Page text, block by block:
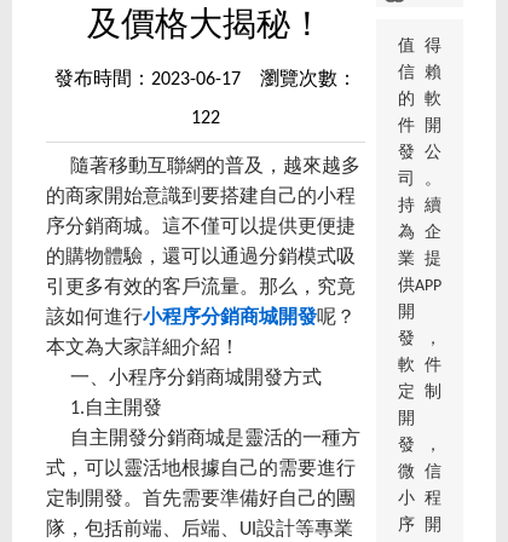
及價格大揭秘！
發布時間：2023-06-17 瀏覽次數：
122
隨著移動互聯網的普及，越來越多
的商家開始意識到要搭建自己的小程
序分銷商城。這不僅可以提供更便捷
的購物體驗，還可以通過分銷模式吸
引更多有效的客戶流量。那么，究竟
該如何進行小程序分銷商城開發呢？
本文為大家詳細介紹！
一、小程序分銷商城開發方式
1.自主開發
自主開發分銷商城是靈活的一種方
式，可以靈活地根據自己的需要進行
定制開發。首先需要準備好自己的團
隊，包括前端、后端、UI設計等專業
值得
信賴
的軟
件開
發公
司。
持續
為企
業提
供APP
開
發，
軟件
定制
開
發，
微信
小程
序開